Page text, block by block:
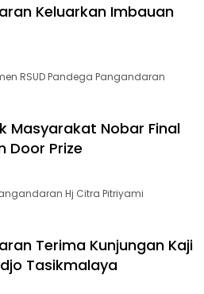
Keluarkan Imbauan
RSUD Pandega Pangandaran
Masyarakat Nobar Final
Door Prize
Hj Citra Pitriyami
Terima Kunjungan Kaji
Tasikmalaya